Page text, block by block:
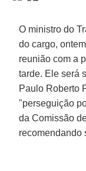
O ministro do
do cargo,
reunião com a
tarde. Ele será
Paulo Roberto
"perseguição
da Comissão
recomendando